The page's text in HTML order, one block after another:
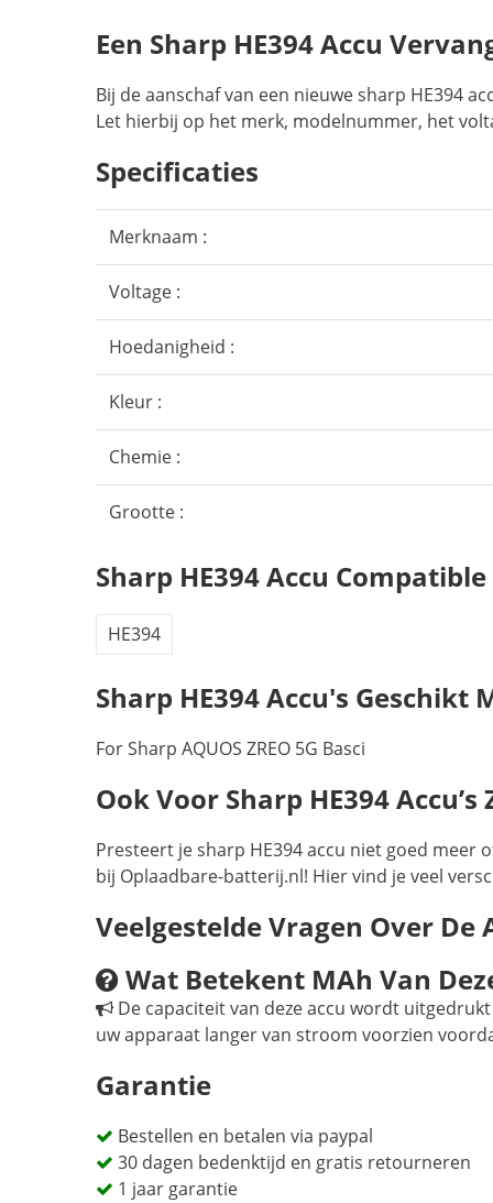
Een Sharp HE394 Accu
Bij de aanschaf van een nieuwe sharp HE394
Let hierbij op het merk, modelnummer, het
Specificaties
Merknaam :
Voltage :
Hoedanigheid :
Kleur :
Chemie :
Grootte :
Sharp HE394 Accu
HE394
Sharp HE394 Accu's Geschikt
For Sharp AQUOS ZREO 5G Basci
Ook Voor Sharp HE394
Presteert je sharp HE394 accu niet goed meer
bij Oplaadbare-batterij.nl! Hier vind je veel
Veelgestelde Vragen Over De
Wat Betekent MAh Van
De capaciteit van deze accu wordt
uw apparaat langer van stroom voorzien
Garantie
Bestellen en betalen via paypal
30 dagen bedenktijd en gratis retourneren
1 jaar garantie